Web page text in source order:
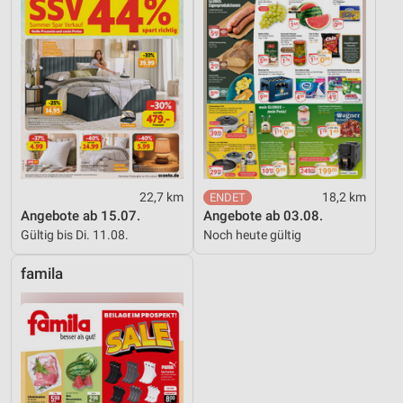
22,7 km
Angebote ab 15.07.
Gültig bis Di. 11.08.
18,2 km
Angebote ab 03.08.
Noch heute gültig
famila
Verwendung von Profilen zur Auswahl
personalisierter Inhalte
Messung der Werbeleistung
Messung der Performance von Inhalten
Analyse von Zielgruppen durch Statistiken oder
Kombinationen von Daten aus verschiedenen
Quellen
Entwicklung und Verbesserung der Angebote
Verwendung reduzierter Daten zur Auswahl von
Verwendung genauer Standortdaten
Geräte anhand von aktiv angeforderten
Informationen identifizieren
Nicht-IAB-Verarbeitungszwecke: